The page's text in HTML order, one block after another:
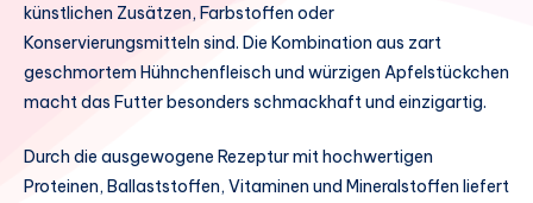
künstlichen Zusätzen, Farbstoffen oder
Konservierungsmitteln sind. Die Kombination aus zart
geschmortem Hühnchenfleisch und würzigen Apfelstückchen
macht das Futter besonders schmackhaft und einzigartig.
Durch die ausgewogene Rezeptur mit hochwertigen
Proteinen, Ballaststoffen, Vitaminen und Mineralstoffen liefert